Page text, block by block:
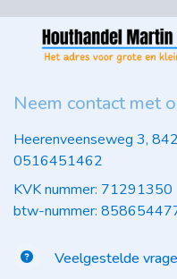
Neem contact met
Heerenveenseweg 3,
0516451462
KVK nummer: 71291350
btw-nummer:
Veelgestelde